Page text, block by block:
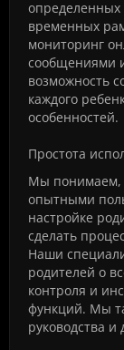
определенных
временных
мониторинг
сообщениями
возможность
каждого
особенностей.
Простота
Мы понимаем,
опытными
настройке
сделать
Наши
родителей о
контроля и
функций. Мы
руководства